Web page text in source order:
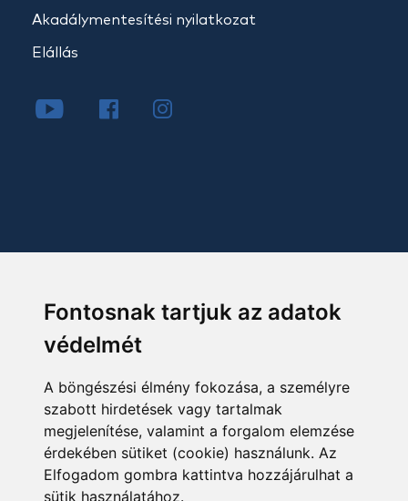
Fontosnak tartjuk az adatok
védelmét
A böngészési élmény fokozása, a személyre
szabott hirdetések vagy tartalmak
megjelenítése, valamint a forgalom elemzése
érdekében sütiket (cookie) használunk. Az
Elfogadom gombra kattintva hozzájárulhat a
sütik használatához.
Akadálymentesítési nyilatkozat
Elállás